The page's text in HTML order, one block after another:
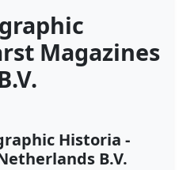
Magazines
Historia -
B.V.